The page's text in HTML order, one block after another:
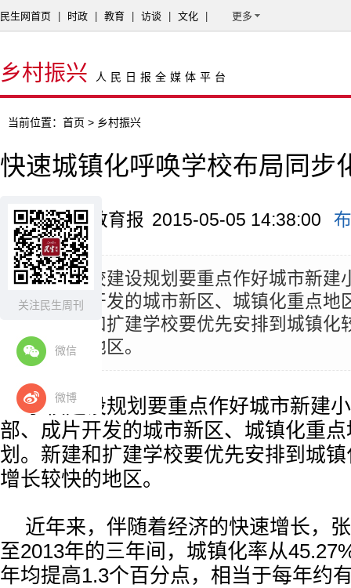
关注民生周刊
微信
微博
民生网首页 时政 教育 访谈 文化 更多
乡村振兴 人民日报全媒体平台
当前位置： 首页 > 乡村振兴
快速城镇化呼唤学校布局同步
来源：中国教育报 2015-05-05 14:38:00
摘要：学校建设规划要重点作好城市新建
部、成片开发的城市新区、城镇化重点地
划。新建和扩建学校要优先安排到城镇化
长较快的地区。
学校建设规划要重点作好城市新建
部、成片开发的城市新区、城镇化重
划。新建和扩建学校要优先安排到城
增长较快的地区。
近年来，伴随着经济的快速增长，
至2013年的三年间，城镇化率从
年均提高1.3个百分点，相当于每年约